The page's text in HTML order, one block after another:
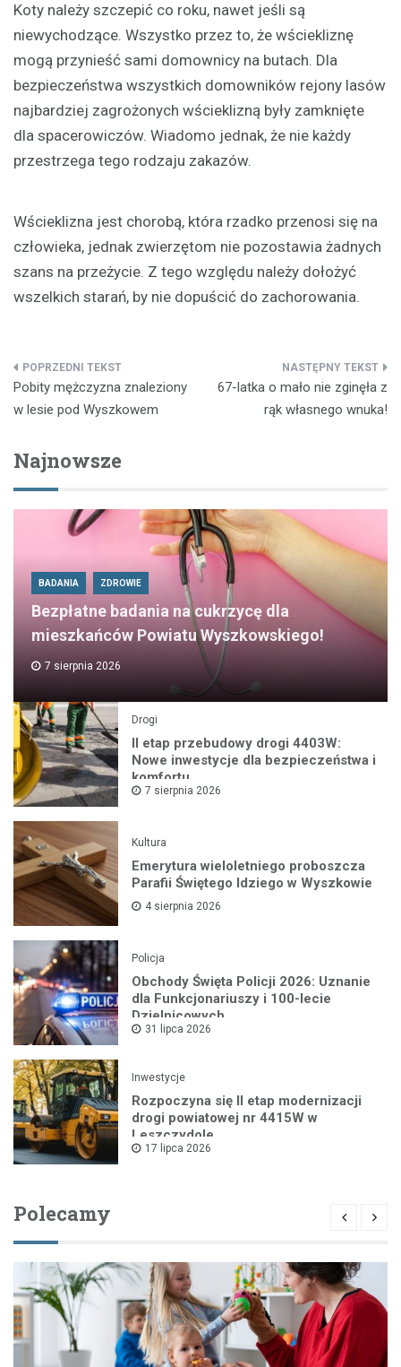
Koty należy szczepić co roku, nawet jeśli są
niewychodzące. Wszystko przez to, że wściekliznę
mogą przynieść sami domownicy na butach. Dla
bezpieczeństwa wszystkich domowników rejony lasów
najbardziej zagrożonych wścieklizną były zamknięte
dla spacerowiczów. Wiadomo jednak, że nie każdy
przestrzega tego rodzaju zakazów.
Wścieklizna jest chorobą, która rzadko przenosi się na
człowieka, jednak zwierzętom nie pozostawia żadnych
szans na przeżycie. Z tego względu należy dołożyć
wszelkich starań, by nie dopuścić do zachorowania.
Nawigacja
wpisu
Pobity mężczyzna znaleziony
w lesie pod Wyszkowem
67-latka o mało nie zginęła z
rąk własnego wnuka!
Najnowsze
BADANIA ZDROWIE
Bezpłatne badania na cukrzycę dla
mieszkańców Powiatu Wyszkowskiego!
7 sierpnia 2026
Drogi
II etap przebudowy drogi 4403W:
Nowe inwestycje dla bezpieczeństwa i
komfortu
7 sierpnia 2026
Kultura
Emerytura wieloletniego proboszcza
Parafii Świętego Idziego w Wyszkowie
4 sierpnia 2026
Policja
Obchody Święta Policji 2026: Uznanie
dla Funkcjonariuszy i 100-lecie
Dzielnicowych
31 lipca 2026
Inwestycje
Rozpoczyna się II etap modernizacji
drogi powiatowej nr 4415W w
Leszczydole
17 lipca 2026
Polecamy